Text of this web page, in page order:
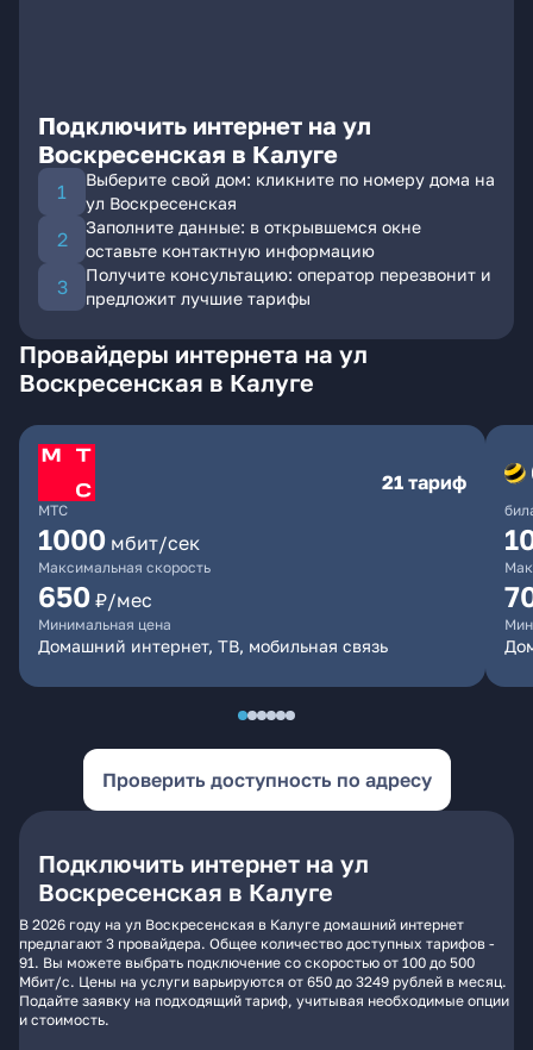
Подключить интернет на ул
Воскресенская в Калуге
Выберите свой дом: кликните по номеру дома на
ул Воскресенская
Заполните данные: в открывшемся окне
оставьте контактную информацию
Получите консультацию: оператор перезвонит и
предложит лучшие тарифы
Провайдеры интернета на ул
Воскресенская в Калуге
МТС
21 тариф
1000 мбит/сек
Максимальная скорость
650 ₽/мес
Минимальная цена
Домашний интернет, ТВ, мобильная связь
Проверить доступность по адресу
Подключить интернет на ул
Воскресенская в Калуге
В 2026 году на ул Воскресенская в Калуге домашний интернет
предлагают 3 провайдера. Общее количество доступных тарифов -
91. Вы можете выбрать подключение со скоростью от 100 до 500
Мбит/с. Цены на услуги варьируются от 650 до 3249 рублей в месяц.
Подайте заявку на подходящий тариф, учитывая необходимые опции
и стоимость.